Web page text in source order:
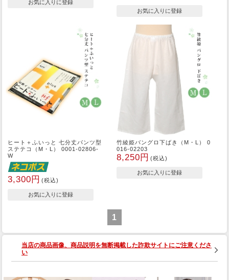
ヒート＋ふいっと 七分丈パンツ型
ステテコ（M・L） 0001-02806-
W
3,300円 (税込)
竹綾姫バングロ下ばき（M・L） 0
016-02203
8,250円 (税込)
1
当店の商品画像、商品説明を無断掲載した詐欺サイトにご注意くださ
い